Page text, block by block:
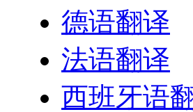
德语翻译
法语翻译
西班牙语